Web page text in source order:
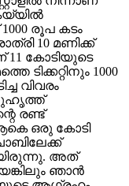
രൂപ കടം
10 മണിക്ക്
കോടിയുടെ
ടിക്കറ്റിനും 1000
വിവരം
രണ്ട്
ഒരു കോടി
അത്
ഞാന്‍